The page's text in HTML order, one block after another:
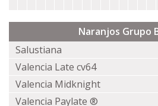
Naranjos Grupo
Salustiana
Valencia Late cv64
Valencia Midknight
Valencia Paylate ®